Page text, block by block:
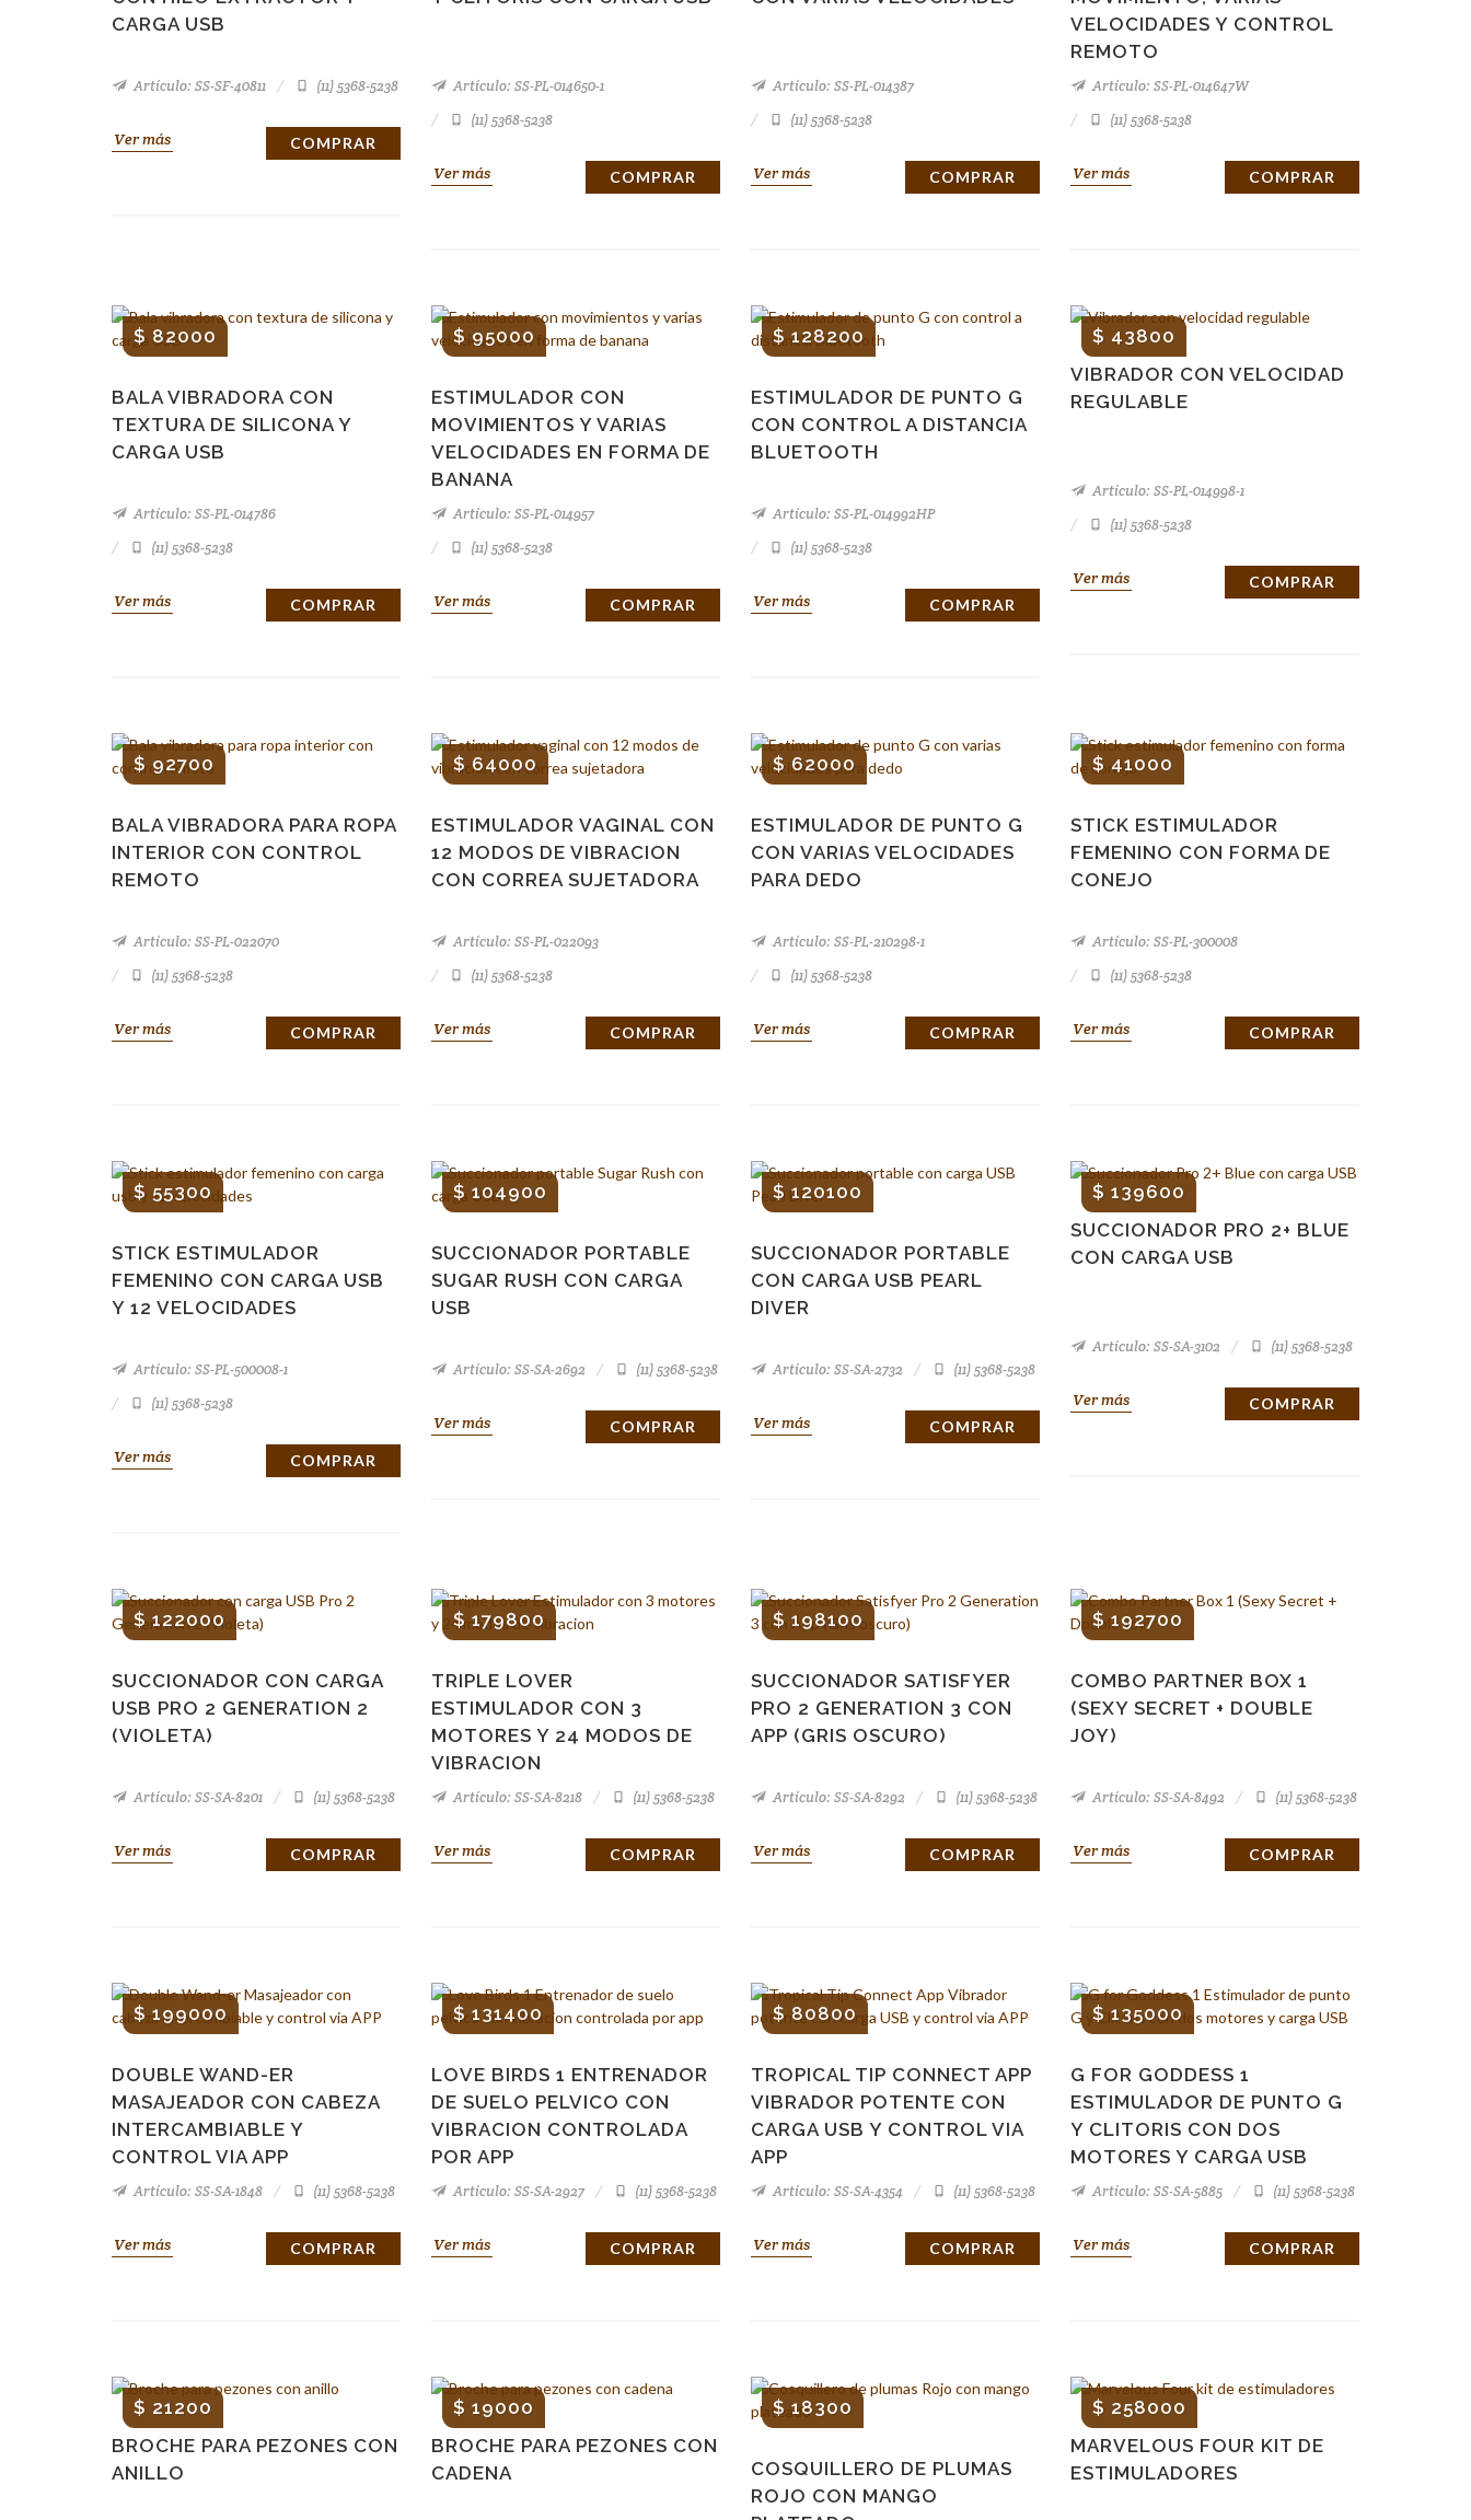
CARGA USB
Artículo: SS-SF-40811 (11) 5368-5238
Ver más COMPRAR
Artículo: SS-PL-014650-1
(11) 5368-5238
Ver más COMPRAR
Artículo: SS-PL-014387
(11) 5368-5238
Ver más COMPRAR
VELOCIDADES Y CONTROL
REMOTO
Artículo: SS-PL-014647W
(11) 5368-5238
Ver más COMPRAR
BALA VIBRADORA CON
TEXTURA DE SILICONA Y
CARGA USB
$ 82000
Artículo: SS-PL-014786
(11) 5368-5238
Ver más COMPRAR
ESTIMULADOR CON
MOVIMIENTOS Y VARIAS
VELOCIDADES EN FORMA DE
BANANA
$ 95000
Artículo: SS-PL-014957
(11) 5368-5238
Ver más COMPRAR
ESTIMULADOR DE PUNTO G
CON CONTROL A DISTANCIA
BLUETOOTH
$ 128200
Artículo: SS-PL-014992HP
(11) 5368-5238
Ver más COMPRAR
VIBRADOR CON VELOCIDAD
REGULABLE
$ 43800
Artículo: SS-PL-014998-1
(11) 5368-5238
Ver más COMPRAR
BALA VIBRADORA PARA ROPA
INTERIOR CON CONTROL
REMOTO
$ 92700
Artículo: SS-PL-022070
(11) 5368-5238
Ver más COMPRAR
ESTIMULADOR VAGINAL CON
12 MODOS DE VIBRACION
CON CORREA SUJETADORA
$ 64000
Artículo: SS-PL-022093
(11) 5368-5238
Ver más COMPRAR
ESTIMULADOR DE PUNTO G
CON VARIAS VELOCIDADES
PARA DEDO
$ 62000
Artículo: SS-PL-210298-1
(11) 5368-5238
Ver más COMPRAR
STICK ESTIMULADOR
FEMENINO CON FORMA DE
CONEJO
$ 41000
Artículo: SS-PL-300008
(11) 5368-5238
Ver más COMPRAR
STICK ESTIMULADOR
FEMENINO CON CARGA USB
Y 12 VELOCIDADES
$ 55300
Artículo: SS-PL-500008-1
(11) 5368-5238
Ver más COMPRAR
SUCCIONADOR PORTABLE
SUGAR RUSH CON CARGA
USB
$ 104900
Artículo: SS-SA-2692 (11) 5368-5238
Ver más COMPRAR
SUCCIONADOR PORTABLE
CON CARGA USB PEARL
DIVER
$ 120100
Artículo: SS-SA-2732 (11) 5368-5238
Ver más COMPRAR
SUCCIONADOR PRO 2+ BLUE
CON CARGA USB
$ 139600
Artículo: SS-SA-3102 (11) 5368-5238
Ver más COMPRAR
SUCCIONADOR CON CARGA
USB PRO 2 GENERATION 2
(VIOLETA)
$ 122000
Artículo: SS-SA-8201 (11) 5368-5238
Ver más COMPRAR
TRIPLE LOVER
ESTIMULADOR CON 3
MOTORES Y 24 MODOS DE
VIBRACION
$ 179800
Artículo: SS-SA-8218 (11) 5368-5238
Ver más COMPRAR
SUCCIONADOR SATISFYER
PRO 2 GENERATION 3 CON
APP (GRIS OSCURO)
$ 198100
Artículo: SS-SA-8292 (11) 5368-5238
Ver más COMPRAR
COMBO PARTNER BOX 1
(SEXY SECRET + DOUBLE
JOY)
$ 192700
Artículo: SS-SA-8492 (11) 5368-5238
Ver más COMPRAR
DOUBLE WAND-ER
MASAJEADOR CON CABEZA
INTERCAMBIABLE Y
CONTROL VIA APP
$ 199000
Artículo: SS-SA-1848 (11) 5368-5238
Ver más COMPRAR
LOVE BIRDS 1 ENTRENADOR
DE SUELO PELVICO CON
VIBRACION CONTROLADA
POR APP
$ 131400
Artículo: SS-SA-2927 (11) 5368-5238
Ver más COMPRAR
TROPICAL TIP CONNECT APP
VIBRADOR POTENTE CON
CARGA USB Y CONTROL VIA
APP
$ 80800
Artículo: SS-SA-4354 (11) 5368-5238
Ver más COMPRAR
G FOR GODDESS 1
ESTIMULADOR DE PUNTO G
Y CLITORIS CON DOS
MOTORES Y CARGA USB
$ 135000
Artículo: SS-SA-5885 (11) 5368-5238
Ver más COMPRAR
BROCHE PARA PEZONES CON
ANILLO
$ 21200
BROCHE PARA PEZONES CON
CADENA
$ 19000
COSQUILLERO DE PLUMAS
ROJO CON MANGO
$ 18300
MARVELOUS FOUR KIT DE
ESTIMULADORES
$ 258000